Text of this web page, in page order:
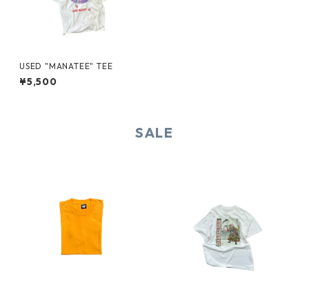
USED "MANATEE" TEE
¥5,500
SALE